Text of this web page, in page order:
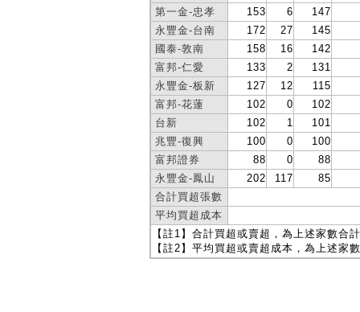
第一金-忠孝
153 6
147
永豐金-台南
172 27
145
國泰-敦南
158 16
142
富邦-仁愛
133 2
131
永豐金-板新
127 12
115
富邦-花蓮
102 0
102
台新
102 1
101
兆豐-復興
100 0
100
富邦證券
88 0
88
永豐金-鳳山
202 117
85
合計買超張數
平均買超成本
【註1】合計買超或賣超，為上述家數合
【註2】平均買超或賣超成本，為上述家